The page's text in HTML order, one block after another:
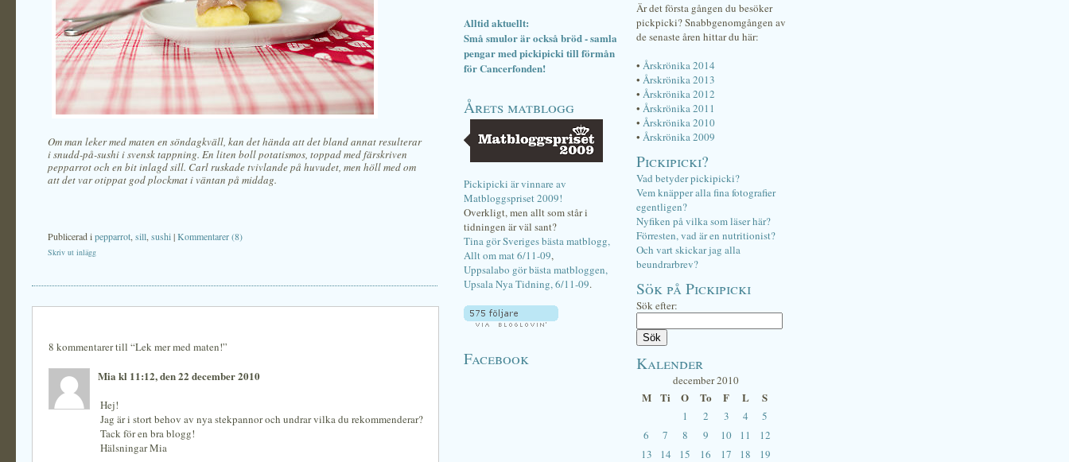
Om man leker med maten en söndagkväll, kan det hända att det bland annat resulterar
i snudd-på-sushi i svensk tappning. En liten boll potatismos, toppad med färskriven
pepparrot och en bit inlagd sill. Carl ruskade tvivlande på huvudet, men höll med om
att det var otippat god plockmat i väntan på middag.
Publicerad ipepparrot sill sushi|Kommentarer (8)
Skriv ut inlägg
8 kommentarer till “Lek mer med maten!”
Mia kl 11:12, den 22 december 2010
Hej!
Jag är i stort behov av nya stekpannor och undrar vilka du rekommenderar?
Tack för en bra blogg!
Hälsningar Mia
Alltid aktuellt:
Små smulor är också bröd - samla
pengar med pickipicki till förmån
för Cancerfonden!
Årets matblogg
Pickipicki är vinnare av
Matbloggspriset 2009!
Overkligt, men allt som står i
tidningen är väl sant?
Tina gör Sveriges bästa matblogg,
Allt om mat 6/11-09,
Uppsalabo gör bästa matbloggen,
Upsala Nya Tidning, 6/11-09.
Facebook
Är det första gången du besöker
pickpicki? Snabbgenomgången av
de senaste åren hittar du här:
• Årskrönika 2014
• Årskrönika 2013
• Årskrönika 2012
• Årskrönika 2011
• Årskrönika 2010
• Årskrönika 2009
Pickipicki?
Vad betyder pickipicki?
Vem knäpper alla fina fotografier
egentligen?
Nyfiken på vilka som läser här?
Förresten, vad är en nutritionist?
Och vart skickar jag alla
beundrarbrev?
Sök på Pickipicki
Sök efter:
Kalender
december 2010
M Ti O To F L S
1 2 3 4
5
6
7 8 9 10 11
12
13
14 15 16 17 18
19